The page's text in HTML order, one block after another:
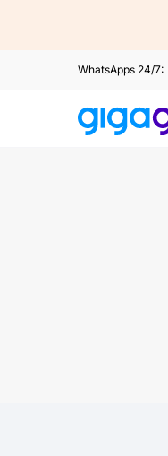
WhatsApps 24/7: